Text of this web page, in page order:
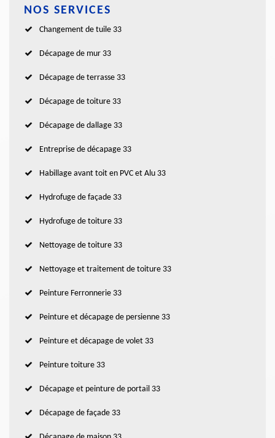
NOS SERVICES
Changement de tuile 33
Décapage de mur 33
Décapage de terrasse 33
Décapage de toiture 33
Décapage de dallage 33
Entreprise de décapage 33
Habillage avant toit en PVC et Alu 33
Hydrofuge de façade 33
Hydrofuge de toiture 33
Nettoyage de toiture 33
Nettoyage et traitement de toiture 33
Peinture Ferronnerie 33
Peinture et décapage de persienne 33
Peinture et décapage de volet 33
Peinture toiture 33
Décapage et peinture de portail 33
Décapage de façade 33